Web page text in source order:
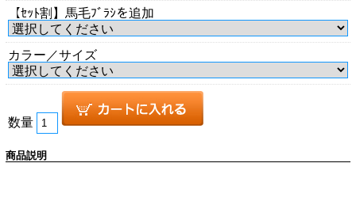
【ｾｯﾄ割】馬毛ﾌﾞﾗｼを追加
カラー／サイズ
数量
商品説明